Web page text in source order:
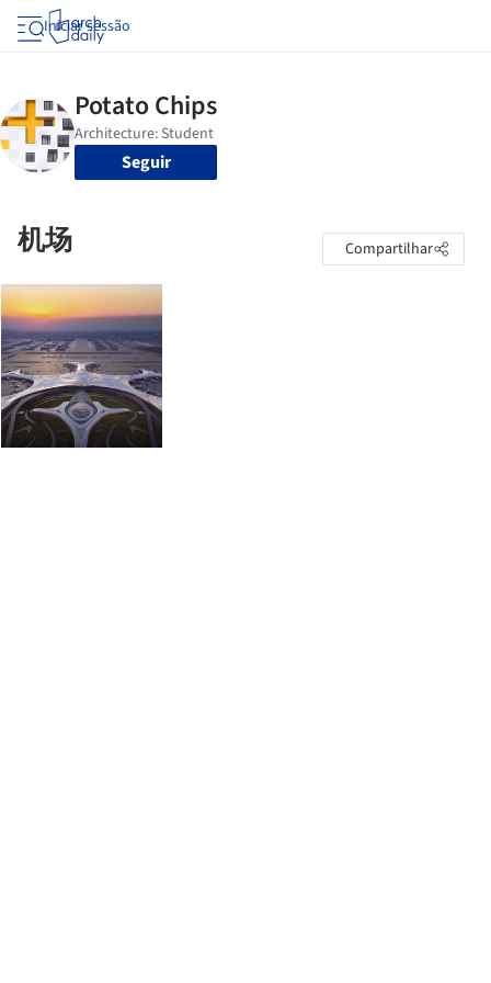
Iniciar sessão
Seguir
机场 Compartilhar